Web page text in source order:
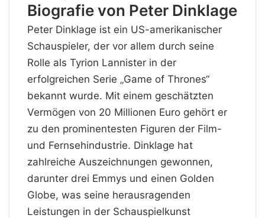
Biografie von Peter Dinklage
Peter Dinklage ist ein US-amerikanischer
Schauspieler, der vor allem durch seine
Rolle als Tyrion Lannister in der
erfolgreichen Serie „Game of Thrones“
bekannt wurde. Mit einem geschätzten
Vermögen von 20 Millionen Euro gehört er
zu den prominentesten Figuren der Film-
und Fernsehindustrie. Dinklage hat
zahlreiche Auszeichnungen gewonnen,
darunter drei Emmys und einen Golden
Globe, was seine herausragenden
Leistungen in der Schauspielkunst